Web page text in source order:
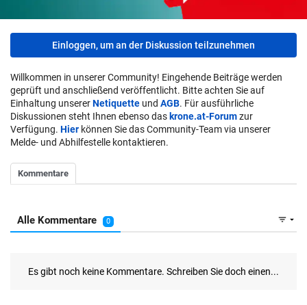
Einloggen, um an der Diskussion teilzunehmen
Willkommen in unserer Community! Eingehende Beiträge werden
geprüft und anschließend veröffentlicht. Bitte achten Sie auf
Einhaltung unsererNetiquette und AGB. Für ausführliche
Diskussionen steht Ihnen ebenso das krone.at-Forumzur
Verfügung. Hier können Sie das Community-Team via unserer
Melde- und Abhilfestelle kontaktieren.